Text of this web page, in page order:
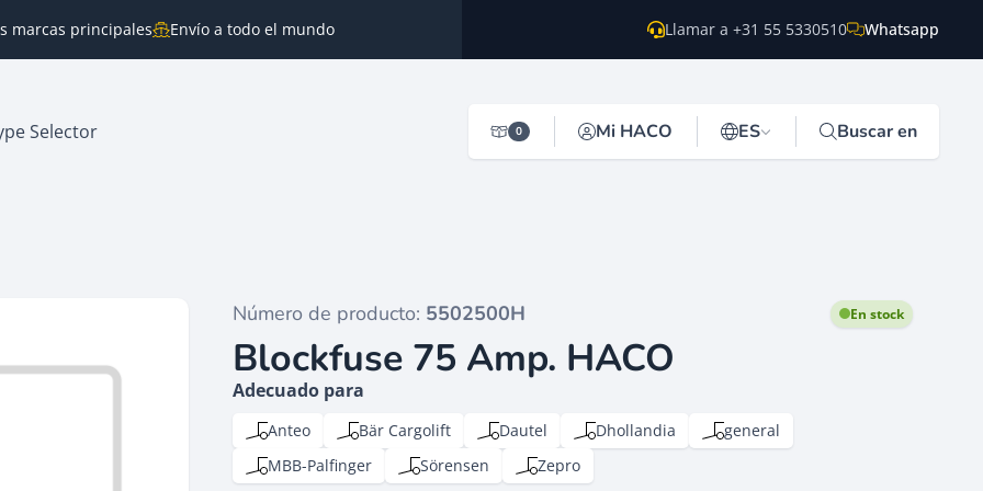
marcas principales Envío a todo el mundo Llamar a +31 55 5330510 Whatsapp
Selector 0 Mi HACO ES Buscar en
Número de producto: 5502500H En stock
Blockfuse 75 Amp. HACO
Adecuado para
Anteo Bär Cargolift Dautel Dhollandia
general
MBB-Palfinger
Sörensen Zepro